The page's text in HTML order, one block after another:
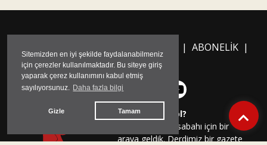
Neden Solfasol?
Yeni bir Ankara sabahı için bir
araya geldik. Derdimiz bir gazete
çıkarmak. Adımız “Solfasol”; hem
Ankara’ya ait, hem de inadına sol
olduğumuz için. İddiamız
“Ankara’nın gayriresmi gazetesi”